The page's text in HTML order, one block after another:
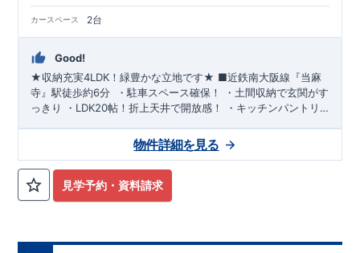
カースペース 2台
Good!
★収納充実4LDK！緑豊かな立地です★ ■近鉄南大阪線『当麻
寺』駅徒歩約6分 ​​・駐車スペース確保！ ​・土間収納で玄関がす
っきり
・ LDK20帖 ！折上天井で開放感！ ​・ キッチンパントリ
・各居室や廊下にも収納スペース 確保
水回りにはお手入れのしやすい設備
『當麻第一保育園』徒歩約12分
徒歩約22分 『市立當麻小学校』
校』 徒歩約7分​『万代尺土店』
見学予約・資料請求
物件詳細を見る